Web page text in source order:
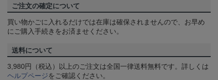
ご注文の確定について
買い物かごに入れるだけでは在庫は確保されませんので、お早め
にご購入手続きをお済ませください。
送料について
3,980円（税込）以上のご注文は全国一律送料無料です。詳しくは
ヘルプページをご確認ください。